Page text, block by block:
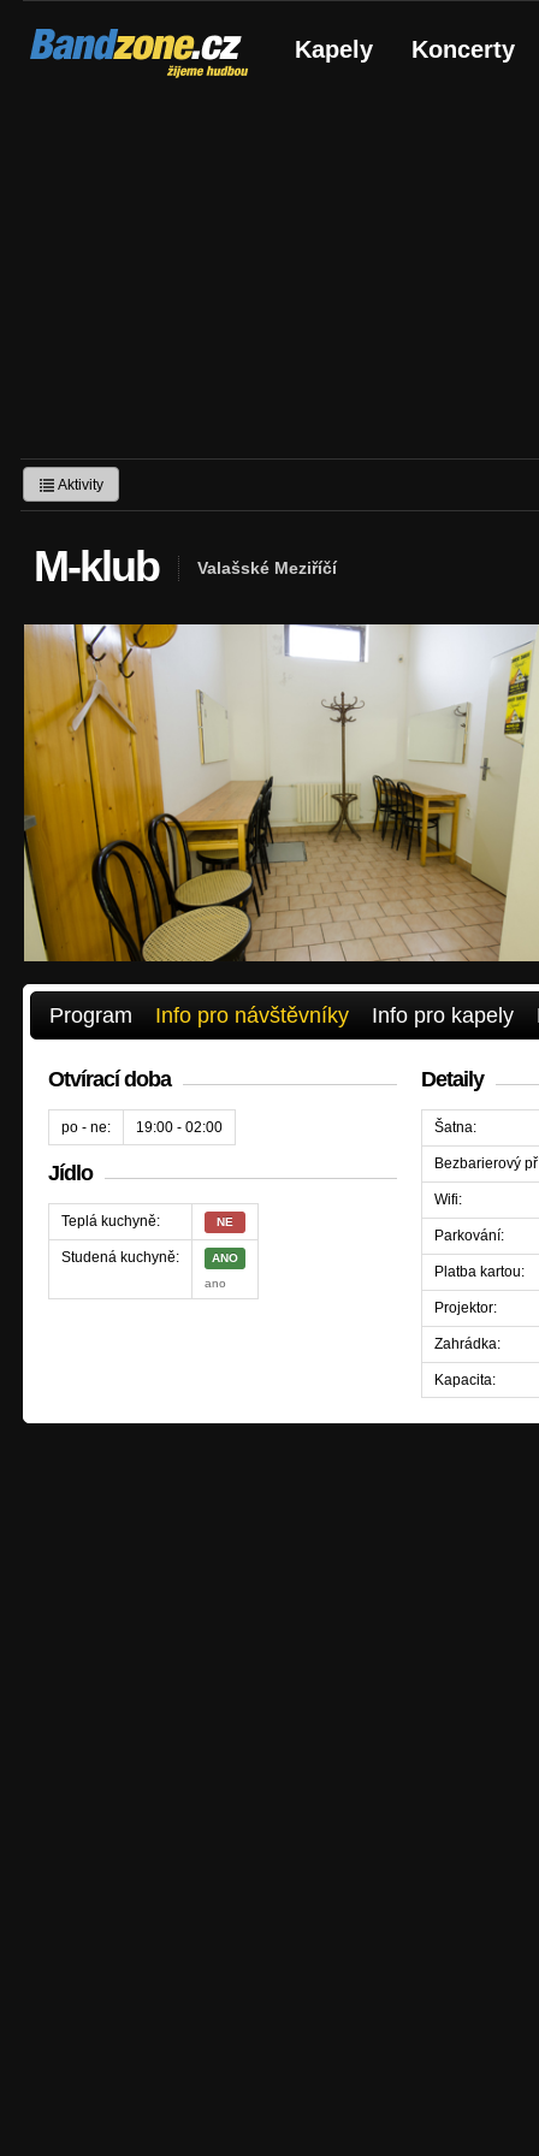
Bandzone.cz
žijeme hudbou Kapely Koncerty
Aktivity
M-klub Valašské Meziříčí
Program Info pro návštěvníky Info pro kapely
Otvírací doba
po - ne: 19:00 - 02:00
Jídlo
Teplá kuchyně: NE
Studená kuchyně:
ANO
ano
Detaily
Šatna:
Bezbarierový
Wifi:
Parkování:
Platba kartou:
Projektor:
Zahrádka:
Kapacita: